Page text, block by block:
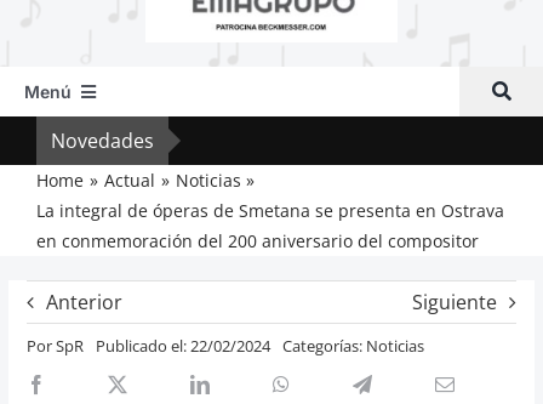
Menú
Inicio
Actual
Artículos
Previos de ópera
Entrevistas
Recomendación
Novedades
Home Actual
Noticias
La integral de óperas de Smetana se presenta en Ostrava
en conmemoración del 200 aniversario del compositor
Anterior Siguiente
PorSpR Publicado el: 22/02/2024 Categorías: Noticias